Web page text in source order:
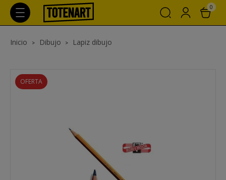
0
Inicio Dibujo Lapiz dibujo
OFERTA